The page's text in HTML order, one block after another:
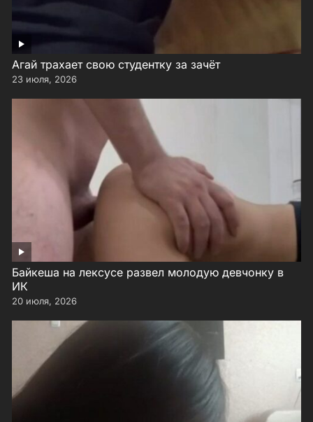
Агай трахает свою студентку за зачёт
23 июля, 2026
Байкеша на лексусе развел молодую девчонку в
ИК
20 июля, 2026